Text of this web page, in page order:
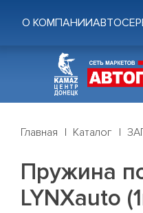
О КОМПАНИИ
Главная Каталог
Пружина
LYNXauto